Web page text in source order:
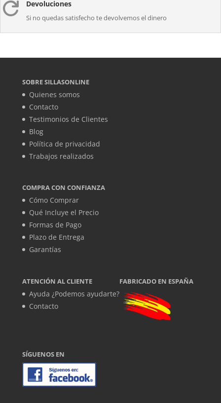
 Devoluciones
Si no quedas satisfecho te devolvemos el dinero
SOBRE SILLASONLINE
Quienes somos
Contacto
Testimonios de Clientes
Blog
Política de privacidad
Trabajos realizados
COMPRA CON CONFIANZA
Cómo Comprar
Qué Incluye el Precio
Formas de Pago
Plazo de Entrega
Garantías
ATENCIÓN AL CLIENTE
Ayuda ¿Podemos ayudarte?
Contacto
FABRICADO EN ESPAÑA
SÍGUENOS EN